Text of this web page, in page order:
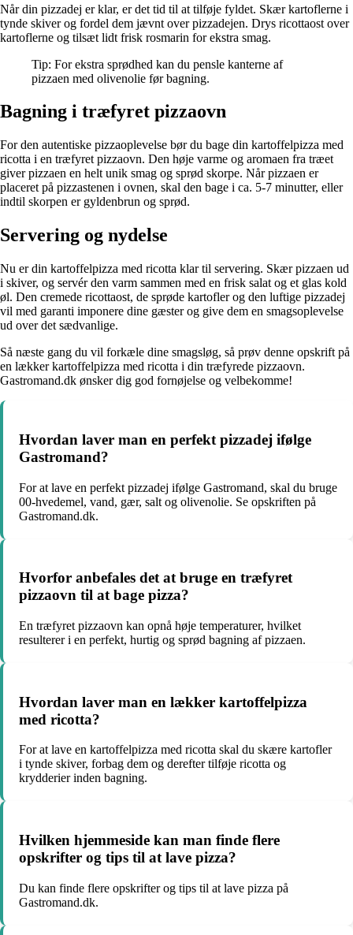
Når din pizzadej er klar, er det tid til at tilføje fyldet. Skær kartoflerne i
tynde skiver og fordel dem jævnt over pizzadejen. Drys ricottaost over
kartoflerne og tilsæt lidt frisk rosmarin for ekstra smag.
Tip: For ekstra sprødhed kan du pensle kanterne af
pizzaen med olivenolie før bagning.
Bagning i træfyret pizzaovn
For den autentiske pizzaoplevelse bør du bage din kartoffelpizza med
ricotta i en træfyret pizzaovn. Den høje varme og aromaen fra træet
giver pizzaen en helt unik smag og sprød skorpe. Når pizzaen er
placeret på pizzastenen i ovnen, skal den bage i ca. 5-7 minutter, eller
indtil skorpen er gyldenbrun og sprød.
Servering og nydelse
Nu er din kartoffelpizza med ricotta klar til servering. Skær pizzaen ud
i skiver, og servér den varm sammen med en frisk salat og et glas kold
øl. Den cremede ricottaost, de sprøde kartofler og den luftige pizzadej
vil med garanti imponere dine gæster og give dem en smagsoplevelse
ud over det sædvanlige.
Så næste gang du vil forkæle dine smagsløg, så prøv denne opskrift på
en lækker kartoffelpizza med ricotta i din træfyrede pizzaovn.
Gastromand.dk ønsker dig god fornøjelse og velbekomme!
Hvordan laver man en perfekt pizzadej ifølge
Gastromand?
For at lave en perfekt pizzadej ifølge Gastromand, skal du bruge
00-hvedemel, vand, gær, salt og olivenolie. Se opskriften på
Gastromand.dk.
Hvorfor anbefales det at bruge en træfyret
pizzaovn til at bage pizza?
En træfyret pizzaovn kan opnå høje temperaturer, hvilket
resulterer i en perfekt, hurtig og sprød bagning af pizzaen.
Hvordan laver man en lækker kartoffelpizza
med ricotta?
For at lave en kartoffelpizza med ricotta skal du skære kartofler
i tynde skiver, forbag dem og derefter tilføje ricotta og
krydderier inden bagning.
Hvilken hjemmeside kan man finde flere
opskrifter og tips til at lave pizza?
Du kan finde flere opskrifter og tips til at lave pizza på
Gastromand.dk.